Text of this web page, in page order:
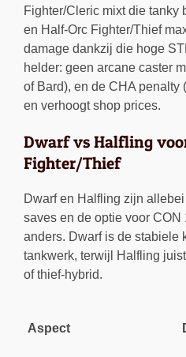
Fighter/Cleric mixt die tanky
en Half-Orc Fighter/Thief
damage dankzij die hoge
helder: geen arcane caster
of Bard), en de CHA penalty
en verhoogt shop prices.
Dwarf vs Halfling
Fighter/Thief
Dwarf en Halfling zijn
saves en de optie voor CON
anders. Dwarf is de stabiele
tankwerk, terwijl Halfling
of thief-hybrid.
Aspect